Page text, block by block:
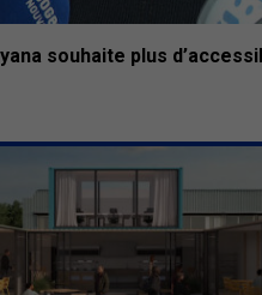
souhaite plus